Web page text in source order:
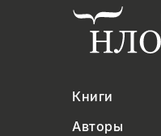
Книги
Авторы